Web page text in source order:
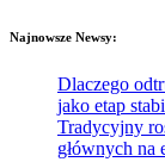
Najnowsze Newsy:
Dlaczego
jako etap
Tradycyjny
głównych na